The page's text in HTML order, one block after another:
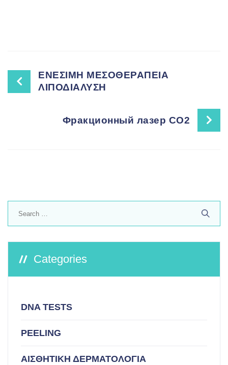
Post
navigation
ΕΝΕΣΙΜΗ ΜΕΣΟΘΕΡΑΠΕΙΑ
ΛΙΠΟΔΙΑΛΥΣΗ
Фракционный лазер CO2
Categories
DNA TESTS
PEELING
ΑΙΣΘΗΤΙΚΗ ΔΕΡΜΑΤΟΛΟΓΙΑ